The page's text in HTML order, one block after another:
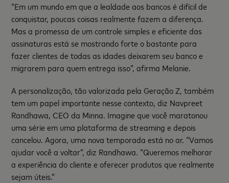
“Em um mundo em que a lealdade aos bancos é difícil de
conquistar, poucas coisas realmente fazem a diferença.
Mas a promessa de um controle simples e eficiente das
assinaturas está se mostrando forte o bastante para
fazer clientes de todas as idades deixarem seu banco e
migrarem para quem entrega isso”, afirma Melanie.
A personalização, tão valorizada pela Geração Z, também
tem um papel importante nesse contexto, diz Navpreet
Randhawa, CEO da Minna. Imagine que você maratonou
uma série em uma plataforma de streaming e depois
cancelou. Agora, uma nova temporada está no ar. “Vamos
ajudar você a voltar”, diz Randhawa. “Queremos melhorar
a experiência do cliente e oferecer produtos que realmente
sejam úteis.”